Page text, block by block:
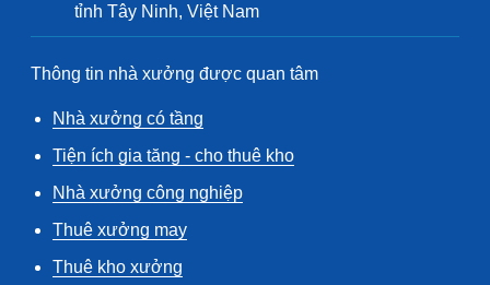
tỉnh Tây Ninh, Việt Nam
Thông tin nhà xưởng được quan tâm
Nhà xưởng có tầng
Tiện ích gia tăng - cho thuê kho
Nhà xưởng công nghiệp
Thuê xưởng may
Thuê kho xưởng